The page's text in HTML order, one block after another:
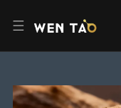
ン
商
品